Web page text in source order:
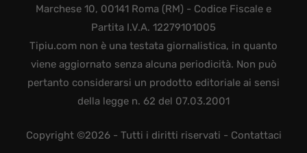
Marchese 10, 00141 Roma (RM) - Codice Fiscale e
Partita I.V.A. 12279101005
Tipiu.com non è una testata giornalistica, in quanto
viene aggiornato senza alcuna periodicità. Non può
pertanto considerarsi un prodotto editoriale ai sensi
della legge n. 62 del 07.03.2001
Copyright ©2026 - Tutti i diritti riservati - Contattaci